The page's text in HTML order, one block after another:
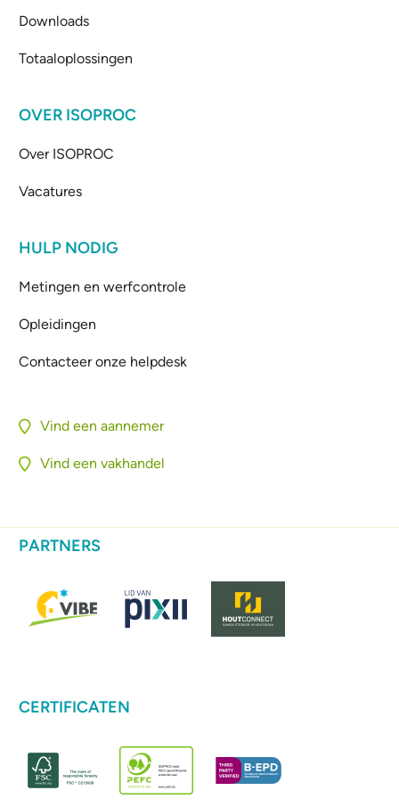
Downloads
Totaaloplossingen
OVER ISOPROC
Over ISOPROC
Vacatures
HULP NODIG
Metingen en werfcontrole
Opleidingen
Contacteer onze helpdesk
Vind een aannemer
Vind een vakhandel
PARTNERS
CERTIFICATEN